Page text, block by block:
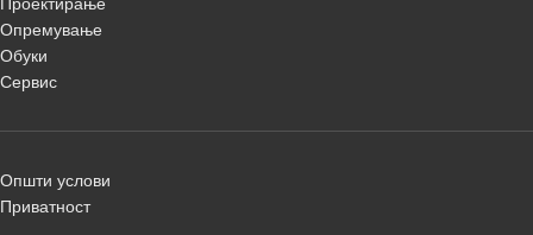
Проектирање
Опремување
Обуки
Сервис
Општи услови
Приватност